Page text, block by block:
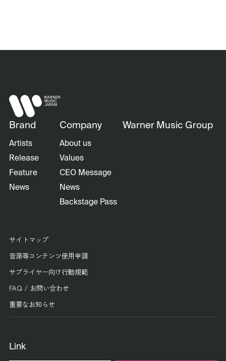
Brand
Artists
Release
Feature
News
Company
About us
Values
CEO Message
News
Backstage Pass
Warner Music Group
サイトマップ
音源等コンテンツ使用申請
サプライヤー向け行動規範
FAQ / お問い合わせ
重要なお知らせ
Link